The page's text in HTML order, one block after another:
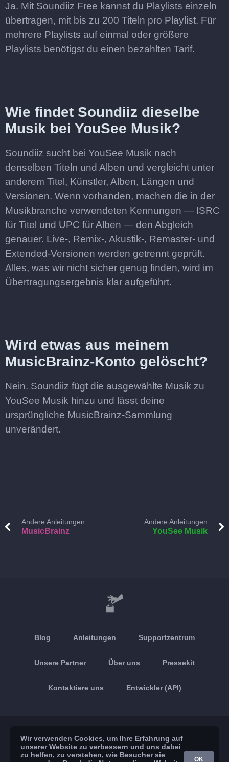
Ja. Mit Soundiiz Free kannst du Playlists einzeln
übertragen, mit bis zu 200 Titeln pro Playlist. Für
mehrere Playlists auf einmal oder größere
Playlists benötigst du einen bezahlten Tarif.
Wie findet Soundiiz dieselbe
Musik bei YouSee Musik?
Soundiiz sucht bei YouSee Musik nach
denselben Titeln und Alben und vergleicht unter
anderem Titel, Künstler, Alben, Längen und
Versionen. Wenn vorhanden, machen die in der
Musikbranche verwendeten Kennungen — ISRC
für Titel und UPC für Alben — den Abgleich
genauer. Live-, Remix-, Akustik-, Remaster- und
Extended-Versionen werden getrennt geprüft.
Alles, was wir nicht sicher genug finden, wird im
Übertragungsergebnis klar aufgeführt.
Wird etwas aus meinem
MusicBrainz-Konto gelöscht?
Nein. Soundiiz fügt die ausgewählte Musik zu
YouSee Musik hinzu und lässt deine
ursprüngliche MusicBrainz-Sammlung
unverändert.
Andere Anleitungen
MusicBrainz
Andere Anleitungen
YouSee Musik
Blog Anleitungen Supportzentrum
Unsere Partner Über uns Pressekit
Kontaktiere uns Entwickler (API)
© 2026 Brickoft Datenschutz & AGB Dienststatus
App Store Google Play
Wir verwenden Cookies, um Ihre Erfahrung auf
unserer Website zu verbessern und uns dabei
zu helfen, zu verstehen, wie Besucher sie
OK